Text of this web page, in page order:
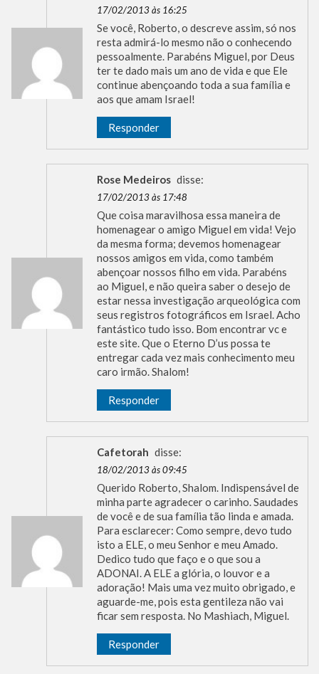
17/02/2013 às 16:25
Se você, Roberto, o descreve assim, só nos
resta admirá-lo mesmo não o conhecendo
pessoalmente. Parabéns Miguel, por Deus
ter te dado mais um ano de vida e que Ele
continue abençoando toda a sua família e
aos que amam Israel!
Responder
Rose Medeiros disse:
17/02/2013 às 17:48
Que coisa maravilhosa essa maneira de
homenagear o amigo Miguel em vida! Vejo
da mesma forma; devemos homenagear
nossos amigos em vida, como também
abençoar nossos filho em vida. Parabéns
ao Miguel, e não queira saber o desejo de
estar nessa investigação arqueológica com
seus registros fotográficos em Israel. Acho
fantástico tudo isso. Bom encontrar vc e
este site. Que o Eterno D’us possa te
entregar cada vez mais conhecimento meu
caro irmão. Shalom!
Responder
Cafetorah disse:
18/02/2013 às 09:45
Querido Roberto, Shalom. Indispensável de
minha parte agradecer o carinho. Saudades
de você e de sua família tão linda e amada.
Para esclarecer: Como sempre, devo tudo
isto a ELE, o meu Senhor e meu Amado.
Dedico tudo que faço e o que sou a
ADONAI. A ELE a glória, o louvor e a
adoração! Mais uma vez muito obrigado, e
aguarde-me, pois esta gentileza não vai
ficar sem resposta. No Mashiach, Miguel.
Responder